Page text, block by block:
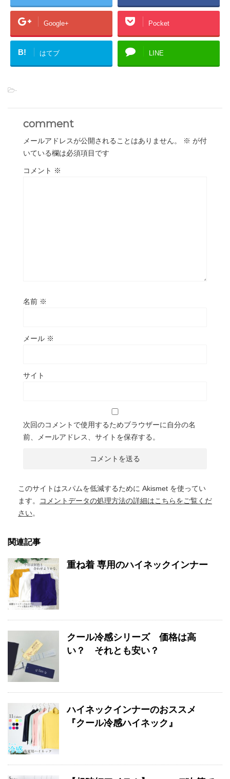
Google+ Pocket
B! はてブ LINE
-
comment
メールアドレスが公開されることはありません。 ※ が付
いている欄は必須項目です
コメント ※
名前 ※
メール ※
サイト
次回のコメントで使用するためブラウザーに自分の名
前、メールアドレス、サイトを保存する。
このサイトはスパムを低減するために Akismet を使ってい
ます。
コメントデータの処理方法の詳細はこちらをご覧くだ
さい。
関連記事
重ね着 専用のハイネックインナー
クール冷感シリーズ 価格は高
い？ それとも安い？
ハイネックインナーのおススメ
『クール冷感ハイネック』